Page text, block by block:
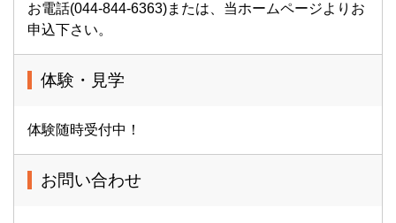
お電話(044-844-6363)または、当ホームページよりお
申込下さい。
体験・見学
体験随時受付中！
お問い合わせ